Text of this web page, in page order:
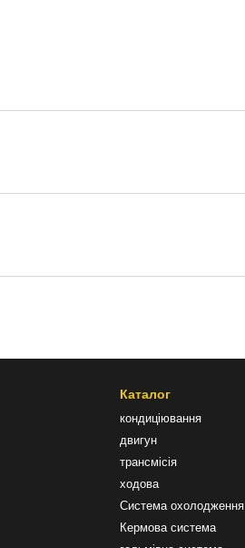
Каталог
кондиціювання
двигун
трансмісія
ходова
Система охолодження
Кермова система